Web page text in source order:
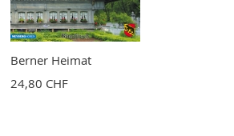
Berner Heimat
24,80 CHF